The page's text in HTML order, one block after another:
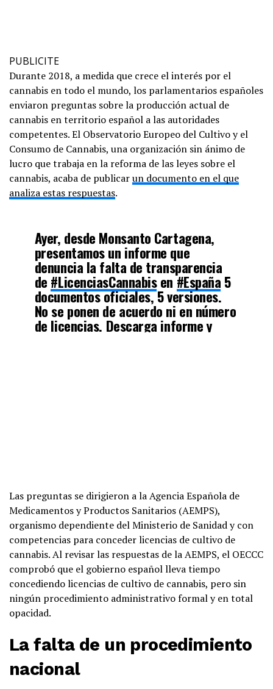
PUBLICITE
Durante 2018, a medida que crece el interés por el
cannabis en todo el mundo, los parlamentarios españoles
enviaron preguntas sobre la producción actual de
cannabis en territorio español a las autoridades
competentes. El Observatorio Europeo del Cultivo y el
Consumo de Cannabis, una organización sin ánimo de
lucro que trabaja en la reforma de las leyes sobre el
cannabis, acaba de publicarun documento en el que
analiza estas respuestas.
Ayer, desde Monsanto Cartagena,
presentamos un informe que
denuncia la falta de transparencia
de #LicenciasCannabisen#España 5
documentos oficiales, 5 versiones.
No se ponen de acuerdo ni en número
de licencias. Descarga informe y
Las preguntas se dirigieron a la Agencia Española de
Medicamentos y Productos Sanitarios (AEMPS),
organismo dependiente del Ministerio de Sanidad y con
competencias para conceder licencias de cultivo de
cannabis. Al revisar las respuestas de la AEMPS, el OECCC
comprobó que el gobierno español lleva tiempo
concediendo licencias de cultivo de cannabis, pero sin
ningún procedimiento administrativo formal y en total
opacidad.
La falta de un procedimiento
nacional